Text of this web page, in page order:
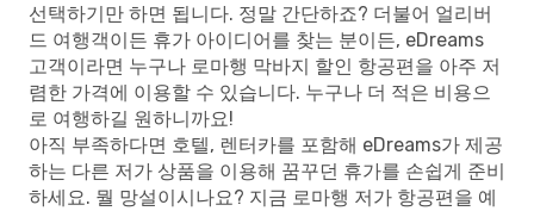
선택하기만 하면 됩니다. 정말 간단하죠? 더불어 얼리버
드 여행객이든 휴가 아이디어를 찾는 분이든, eDreams
고객이라면 누구나 로마행 막바지 할인 항공편을 아주 저
렴한 가격에 이용할 수 있습니다. 누구나 더 적은 비용으
로 여행하길 원하니까요!
아직 부족하다면 호텔, 렌터카를 포함해 eDreams가 제공
하는 다른 저가 상품을 이용해 꿈꾸던 휴가를 손쉽게 준비
하세요. 뭘 망설이시나요? 지금 로마행 저가 항공편을 예